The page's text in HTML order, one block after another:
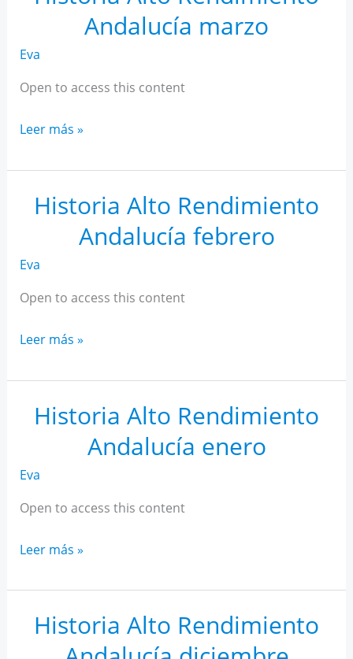
abril
Andalucía marzo
Eva
Open to access this content
Historia
Rendimiento
Andalucía
marzo
Leer más »
Historia Alto Rendimiento
Andalucía febrero
Eva
Open to access this content
Historia
Rendimiento
Andalucía
febrero
Leer más »
Historia Alto Rendimiento
Andalucía enero
Eva
Open to access this content
Historia
Rendimiento
Andalucía
enero
Leer más »
Historia Alto Rendimiento